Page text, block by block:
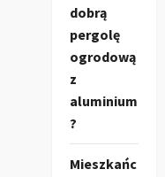
dobrą
pergolę
ogrodową
z
aluminium
?
Mieszkańc